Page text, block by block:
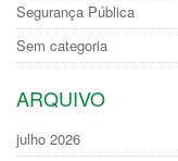
Segurança Pública
Sem categoria
ARQUIVO
julho 2026